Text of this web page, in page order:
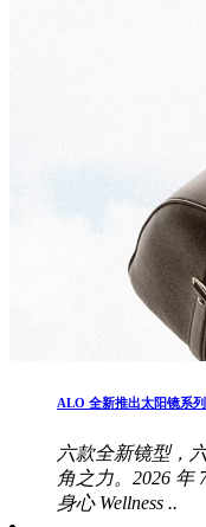
ALO 全新推出太阳镜系
六款全新镜型，
角之力。2026 年
身心 Wellness ..